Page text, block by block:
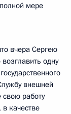
мере
вчера Сергею
одну
внешней
свою работу
в качестве